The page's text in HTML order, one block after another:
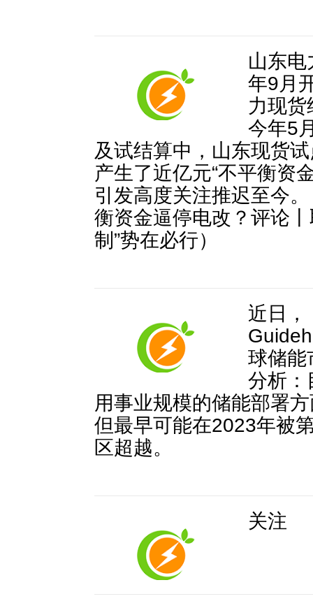
山东电
年9月
力现货
今年5
及试结算中，山东现货
产生了近亿元“不平衡资
引发高度关注推迟至今
衡资金逼停电改？评论
制”势在必行）
近日，
球储能
分析：
用事业规模的储能部署
但最早可能在2023年被
区超越。
关注